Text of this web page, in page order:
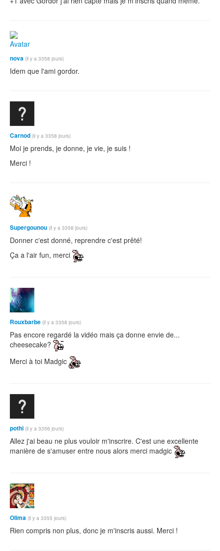
nova (il y a 3358 jours)
Idem que l'ami gordor.
Carnod (il y a 3358 jours)
Moi je prends, je donne, je vie, je suis !
Merci !
Supergounou (il y a 3358 jours)
Donner c'est donné, reprendre c'est prêté!
Ça a l'air fun, merci
Rouxbarbe (il y a 3358 jours)
Pas encore regardé la vidéo mais ça donne envie de...
cheesecake?
Merci à toi Madgic
pothi (il y a 3356 jours)
Allez j'ai beau ne plus vouloir m'inscrire. C'est une excellente
manière de s'amuser entre nous alors merci madgic
Olima (il y a 3355 jours)
Rien compris non plus, donc je m'inscris aussi. Merci !